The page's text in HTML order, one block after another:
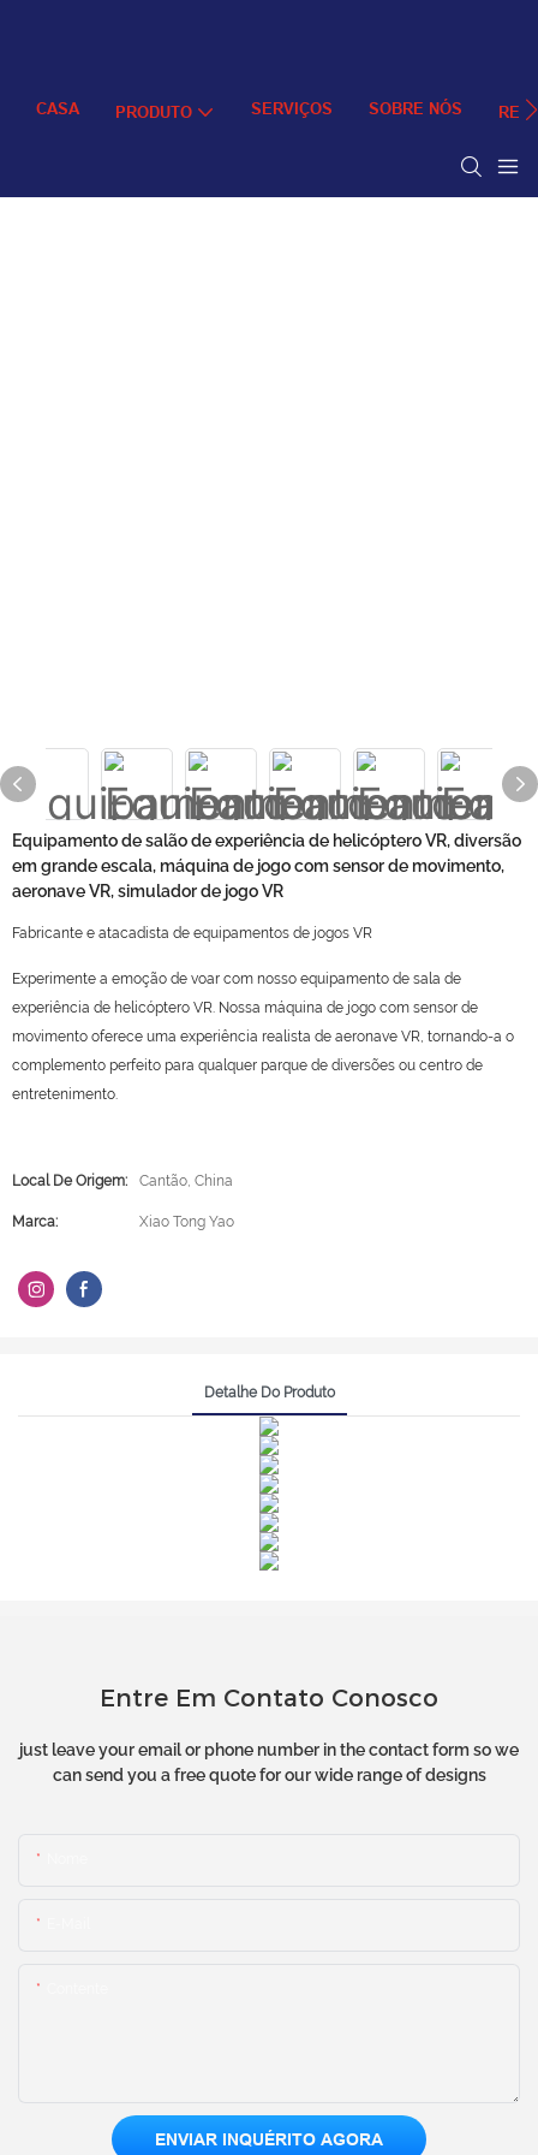
CASA PRODUTO SERVIÇOS SOBRE NÓS
Equipamento de salão de experiência de helicóptero VR, diversão
em grande escala, máquina de jogo com sensor de movimento,
aeronave VR, simulador de jogo VR
Fabricante e atacadista de equipamentos de jogos VR
Experimente a emoção de voar com nosso equipamento de sala de
experiência de helicóptero VR. Nossa máquina de jogo com sensor de
movimento oferece uma experiência realista de aeronave VR, tornando-a o
complemento perfeito para qualquer parque de diversões ou centro de
entretenimento.
Local De Origem: Cantão, China
Marca: Xiao Tong Yao
Detalhe Do Produto
Entre Em Contato Conosco
just leave your email or phone number in the contact form so we
can send you a free quote for our wide range of designs
ENVIAR INQUÉRITO AGORA